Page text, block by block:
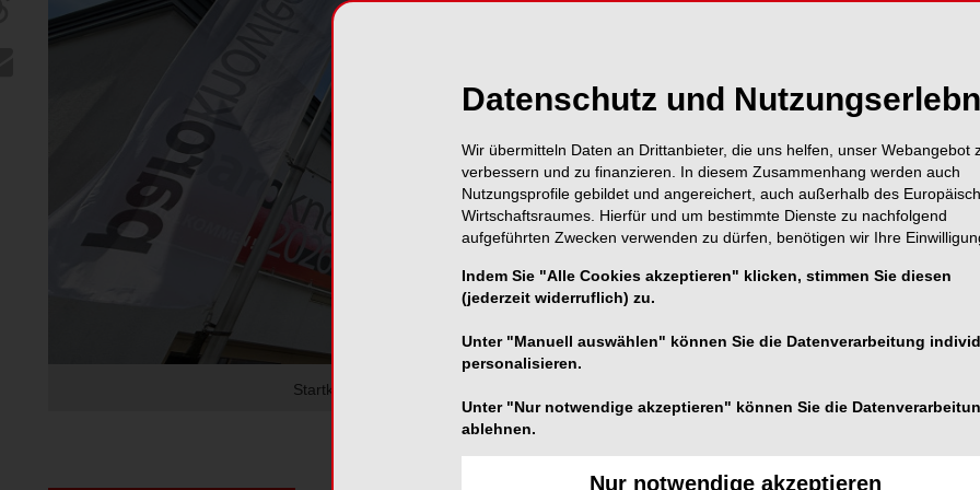
Startklar für drei Tage Fortbildung und Austausch im K3 KitzKongress.
1/
Datenschutz und
Wir übermitteln Daten an Drittanbieter, die uns helfen, unser Webangebot
verbessern und zu finanzieren. In diesem Zusammenhang werden auch
Nutzungsprofile gebildet und angereichert, auch außerhalb des
Wirtschaftsraumes. Hierfür und um bestimmte Dienste zu nachfolgend
aufgeführten Zwecken verwenden zu dürfen, benötigen wir Ihre
Indem Sie "Alle Cookies akzeptieren" klicken, stimmen Sie diesen
(jederzeit widerruflich) zu.
Unter "Manuell auswählen" können Sie die Datenverarbeitung
personalisieren.
Unter "Nur notwendige akzeptieren" können Sie die
ablehnen.
Nur notwendige akzeptieren